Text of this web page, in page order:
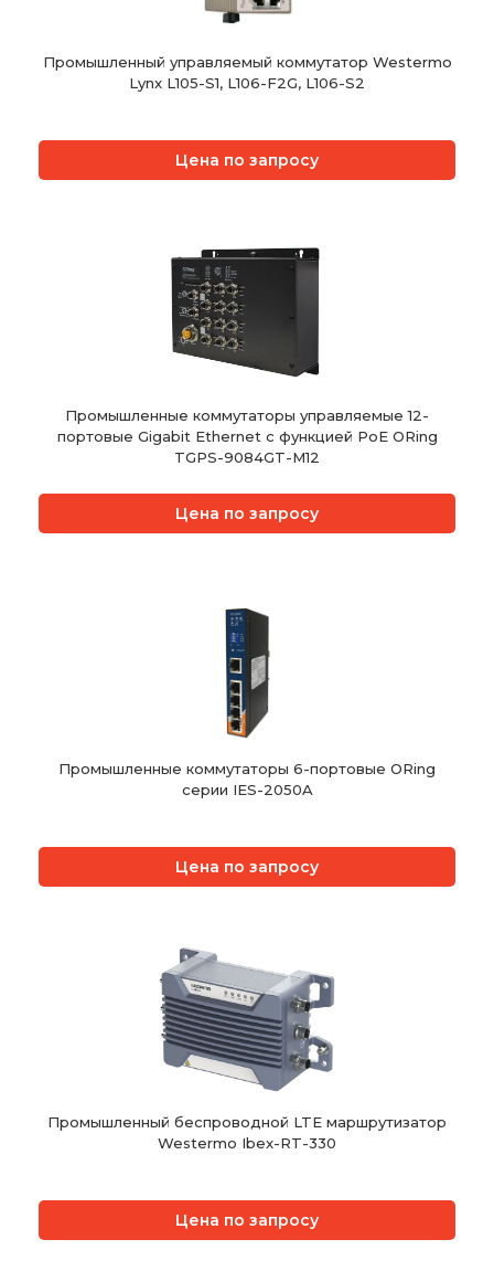
Промышленный управляемый коммутатор Westermo
Lynx L105-S1, L106-F2G, L106-S2
Цена по запросу
Промышленные коммутаторы управляемые 12-
портовые Gigabit Ethernet с функцией PoE ORing
TGPS-9084GT-M12
Цена по запросу
Промышленные коммутаторы 6-портовые ORing
серии IES-2050A
Цена по запросу
Промышленный беспроводной LTE маршрутизатор
Westermo Ibex-RT-330
Цена по запросу